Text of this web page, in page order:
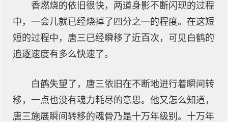
香燃烧的依旧很快，两道身影不断闪现的过程
中，一会儿就已经烧掉了四分之一的程度。在这短
短的过程中，唐三已经瞬移了近百次，可见白鹤的
追逐速度有多么快速了。
白鹤失望了，唐三依旧在不断地进行着瞬间转
移，一点也没有魂力耗尽的意思。他又怎么知道，
唐三施展瞬间转移的魂骨乃是十万年级别。十万年